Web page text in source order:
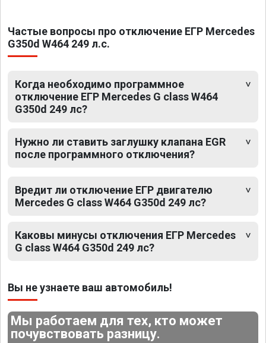
Частые вопросы про отключение ЕГР Mercedes
G350d W464 249 л.с.
Когда необходимо программное
отключение ЕГР Mercedes G class W464
G350d 249 лс?
Нужно ли ставить заглушку клапана EGR
после программного отключения?
Вредит ли отключение ЕГР двигателю
Mercedes G class W464 G350d 249 лс?
Каковы минусы отключения ЕГР Mercedes
G class W464 G350d 249 лс?
Вы не узнаете ваш автомобиль!
Мы работаем для тех, кто может
почувствовать разницу.